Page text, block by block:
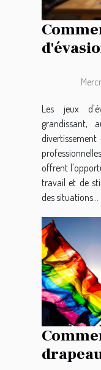
Les jeux
grandissant,
offrent
travail et de
des situations...